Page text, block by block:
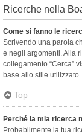
Ricerche nella
Come si fanno le
Scrivendo una parola
e negli argomenti. Alla
collegamento “Cerca”
base allo stile utilizzato.
Top
Perché la mia ricerca
Probabilmente la tua